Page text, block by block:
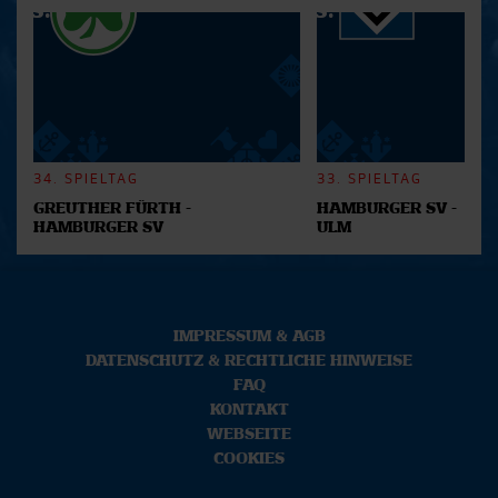
34. SPIELTAG
GREUTHER FÜRTH -
HAMBURGER SV
33. SPIELTAG
HAMBURGER SV -
ULM
IMPRESSUM & AGB
DATENSCHUTZ & RECHTLICHE HINWEISE
FAQ
KONTAKT
WEBSEITE
COOKIES